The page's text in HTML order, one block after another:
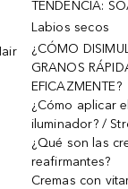
TENDENCIA:
Labios secos
¿CÓMO
GRANOS
EFICAZMENTE?
¿Cómo aplicar el
iluminador? /
¿Qué son las
reafirmantes?
Cremas con